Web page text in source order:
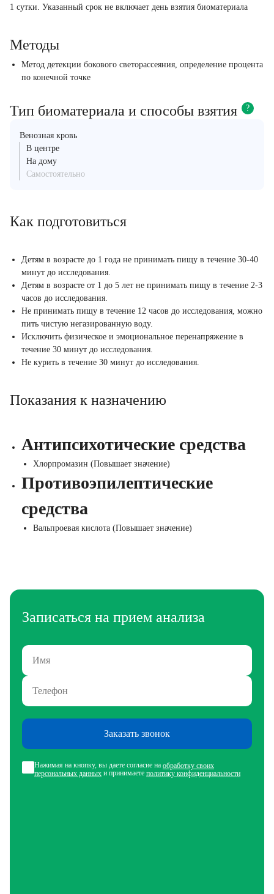
1 сутки. Указанный срок не включает день взятия биоматериала
Методы
Метод детекции бокового светорассеяния, определение процента
по конечной точке
Тип биоматериала и способы взятия ?
Венозная кровь
В центре
На дому
Самостоятельно
Как подготовиться
Детям в возрасте до 1 года не принимать пищу в течение 30-40
минут до исследования.
Детям в возрасте от 1 до 5 лет не принимать пищу в течение 2-3
часов до исследования.
Не принимать пищу в течение 12 часов до исследования, можно
пить чистую негазированную воду.
Исключить физическое и эмоциональное перенапряжение в
течение 30 минут до исследования.
Не курить в течение 30 минут до исследования.
Показания к назначению
Антипсихотические средства
Хлорпромазин (Повышает значение)
Противоэпилептические
средства
Вальпроевая кислота (Повышает значение)
Записаться на прием анализа
Заказать звонок
Нажимая на кнопку, вы даете согласие на обработку своих
персональных данных и принимаете политику конфиденциальности